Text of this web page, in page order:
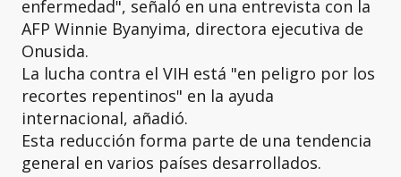
enfermedad", señaló en una entrevista con la
AFP Winnie Byanyima, directora ejecutiva de
Onusida.
La lucha contra el VIH está "en peligro por los
recortes repentinos" en la ayuda
internacional, añadió.
Esta reducción forma parte de una tendencia
general en varios países desarrollados.